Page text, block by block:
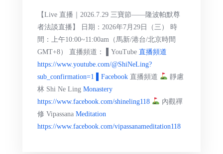
【Live 直播｜2026.7.29 三寶節——隆波帕默尊
者法談直播】 日期：2026年7月29日（三） 時
間：上午10:00~11:00am（馬新/港台/北京時間
GMT+8） 直播頻道： ▌YouTube 直播頻道
https://www.youtube.com/@ShiNeLing?
sub_confirmation=1 ▌Facebook 直播頻道
靜慮
林 Shi Ne Ling Monastery
https://www.facebook.com/shineling118
內觀禪
修 Vipassana Meditation
https://www.facebook.com/vipassanameditation118